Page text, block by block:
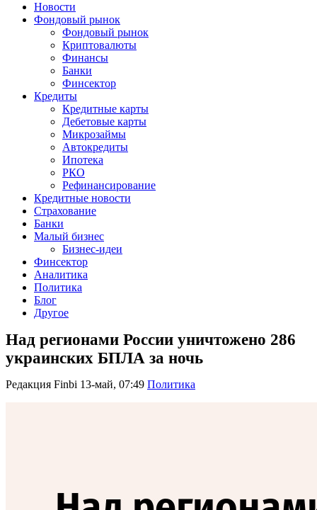
Новости
Фондовый рынок
Фондовый рынок
Криптовалюты
Финансы
Банки
Финсектор
Кредиты
Кредитные карты
Дебетовые карты
Микрозаймы
Автокредиты
Ипотека
РКО
Рефинансирование
Кредитные новости
Страхование
Банки
Малый бизнес
Бизнес-идеи
Финсектор
Аналитика
Политика
Блог
Другое
Над регионами России уничтожено 286
украинских БПЛА за ночь
Редакция Finbi 13-май, 07:49 Политика